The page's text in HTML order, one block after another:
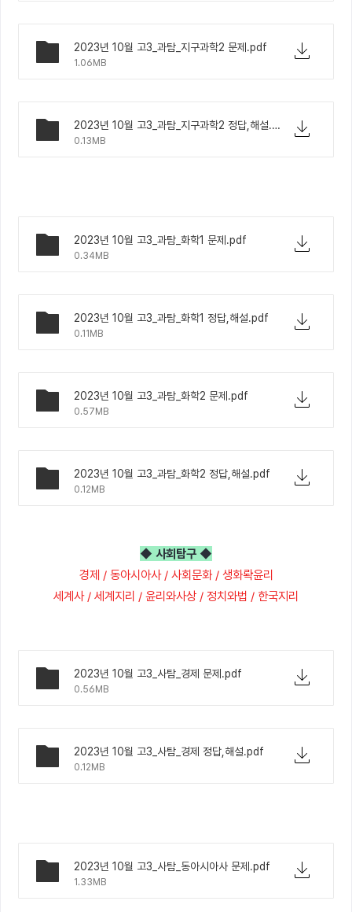
2023년 10월 고3_과탐_지구과학2 문제.pdf
1.06MB
2023년 10월 고3_과탐_지구과학2 정답,해설.pdf
0.13MB
2023년 10월 고3_과탐_화학1 문제.pdf
0.34MB
2023년 10월 고3_과탐_화학1 정답,해설.pdf
0.11MB
2023년 10월 고3_과탐_화학2 문제.pdf
0.57MB
2023년 10월 고3_과탐_화학2 정답,해설.pdf
0.12MB
◆ 사회탐구 ◆
경제 / 동아시아사 / 사회문화 / 생화롹윤리
세계사 / 세계지리 / 윤리와사상 / 정치와법 / 한국지리
2023년 10월 고3_사탐_경제 문제.pdf
0.56MB
2023년 10월 고3_사탐_경제 정답,해설.pdf
0.12MB
2023년 10월 고3_사탐_동아시아사 문제.pdf
1.33MB